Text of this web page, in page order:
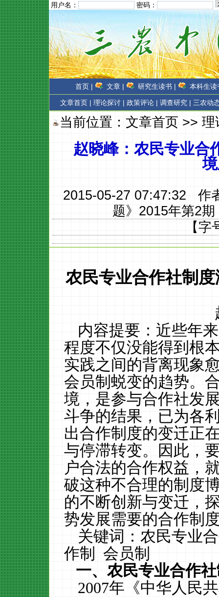
用户名： 密码：
首页 | 文章 | 研究生读书 | 本科生读
文章首页 | 理论探讨 | 政策评论 | 调查研究 | 三农动
当前位置：文章首页>>理
赵晓峰：农民专业合
2015-05-27 07:47:32 作
题》2015年第2期
【字
农民专业合作社制
内容提要：近些年
程度不仅没能得到根
实践之间的背离现象
会员制蜕变的趋势。
境，是参与合作社发
斗争的结果，已为各
出合作制度的变迁正
与停滞转变。因此，
户合法的合作权益，
破这种不合理的制度
的不断创新与变迁，
势发展需要的合作制
关键词：农民专业
作制 会员制
一、农民专业合作
2007年《中华人民